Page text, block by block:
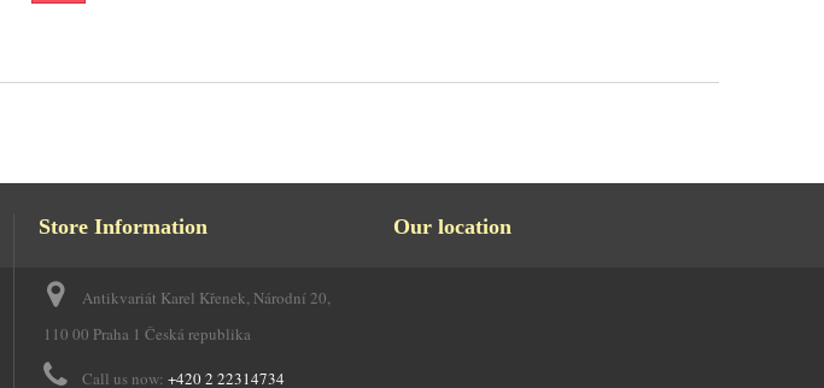
Store Information
Antikvariát Karel Křenek, Národní 20,
110 00 Praha 1 Česká republika
Call us now: +420 2 22314734
Our location